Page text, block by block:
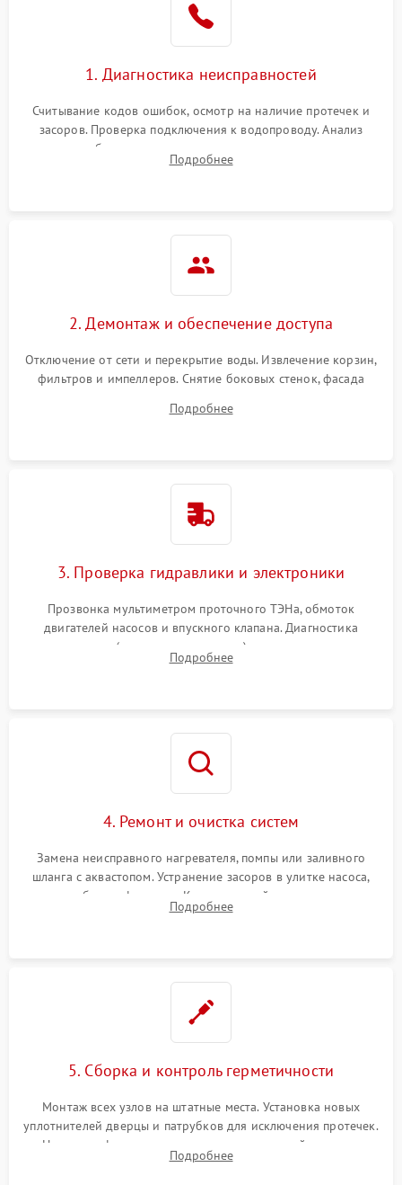
Проблемы с1. Диагностика неисправностей
Считывание кодов ошибок, осмотр на наличие протечек и
засоров. Проверка подключения к водопроводу. Анализ
жалоб на отсутствие слива, нагрева, вращения
разбрызгивателей или срабатывание системы защиты
Подробнее
2. Демонтаж и обеспечение доступа
Отключение от сети и перекрытие воды. Извлечение корзин,
фильтров и импеллеров. Снятие боковых стенок, фасада
циркуляционному насосу, ТЭНу и сливной помпе.
Подробнее
3. Проверка гидравлики и электроники
Прозвонка мультиметром проточного ТЭНа, обмоток
двигателей насосов и впускного клапана. Диагностика
прессостата (датчика уровня воды), датчика мутности,
концевика дверцы и электронного модуля управления.
Подробнее
4. Ремонт и очистка систем
Замена неисправного нагревателя, помпы или заливного
шланга с аквастопом. Устранение засоров в улитке насоса,
патрубках и фильтрах. Компонентный ремонт платы
управления, восстановление поврежденной проводки.
Подробнее
5. Сборка и контроль герметичности
Монтаж всех узлов на штатные места. Установка новых
уплотнителей дверцы и патрубков для исключения протечек.
Надежная фиксация хомутов гидравлической системы,
сборка корпуса и установка датчика поплавка.
Подробнее